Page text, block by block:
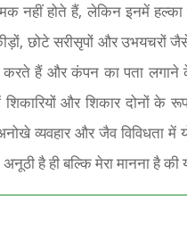
नहीं होते हैं, लेकिन इनमें
छोटे सरीसृपों और उभयचरों
करते हैं और कंपन का पता लगाने के
और शिकार दोनों के
व्यवहार और जैव विविधता
अनूठी है ही बल्कि मेरा मानना है